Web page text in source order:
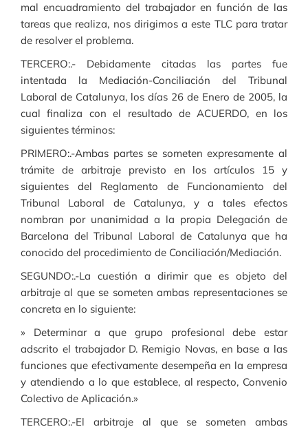
mal encuadramiento del trabajador en función de las
tareas que realiza, nos dirigimos a este TLC para tratar
de resolver el problema.
TERCERO:.- Debidamente citadas las partes fue
intentada la Mediación-Conciliación del Tribunal
Laboral de Catalunya, los días 26 de Enero de 2005, la
cual finaliza con el resultado de ACUERDO, en los
siguientes términos:
PRIMERO:.-Ambas partes se someten expresamente al
trámite de arbitraje previsto en los artículos 15 y
siguientes del Reglamento de Funcionamiento del
Tribunal Laboral de Catalunya, y a tales efectos
nombran por unanimidad a la propia Delegación de
Barcelona del Tribunal Laboral de Catalunya que ha
conocido del procedimiento de Conciliación/Mediación.
SEGUNDO:.-La cuestión a dirimir que es objeto del
arbitraje al que se someten ambas representaciones se
concreta en lo siguiente:
» Determinar a que grupo profesional debe estar
adscrito el trabajador D. Remigio Novas, en base a las
funciones que efectivamente desempeña en la empresa
y atendiendo a lo que establece, al respecto, Convenio
Colectivo de Aplicación.»
TERCERO:.-El arbitraje al que se someten ambas